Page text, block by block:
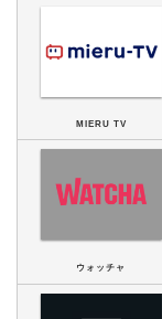
MIERU TV
ウォッチャ